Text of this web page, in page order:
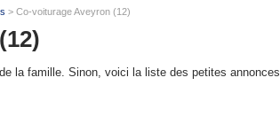
> Co-voiturage Aveyron (12)
la famille. Sinon, voici la liste des petites annonces